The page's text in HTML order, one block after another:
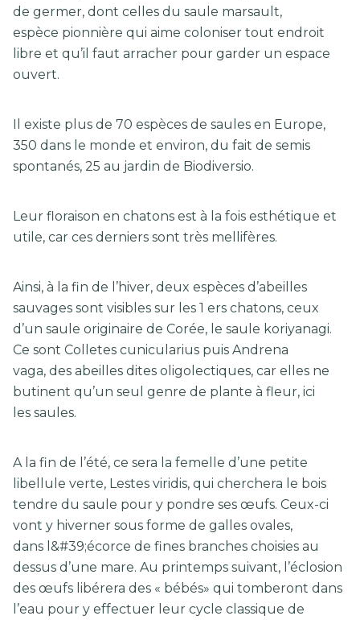
de germer, dont celles du saule marsault,
espèce pionnière qui aime coloniser tout endroit
libre et qu’il faut arracher pour garder un espace
ouvert.
Il existe plus de 70 espèces de saules en Europe,
350 dans le monde et environ, du fait de semis
spontanés, 25 au jardin de Biodiversio.
Leur floraison en chatons est à la fois esthétique et
utile, car ces derniers sont très mellifères.
Ainsi, à la fin de l’hiver, deux espèces d’abeilles
sauvages sont visibles sur les 1 ers chatons, ceux
d’un saule originaire de Corée, le saule koriyanagi.
Ce sont Colletes cunicularius puis Andrena
vaga, des abeilles dites oligolectiques, car elles ne
butinent qu’un seul genre de plante à fleur, ici
les saules.
A la fin de l’été, ce sera la femelle d’une petite
libellule verte, Lestes viridis, qui cherchera le bois
tendre du saule pour y pondre ses œufs. Ceux-ci
vont y hiverner sous forme de galles ovales,
dans l&#39;écorce de fines branches choisies au
dessus d’une mare. Au printemps suivant, l’éclosion
des œufs libérera des « bébés» qui tomberont dans
l’eau pour y effectuer leur cycle classique de